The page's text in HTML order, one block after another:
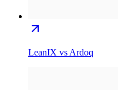
LeanIX vs Ardoq